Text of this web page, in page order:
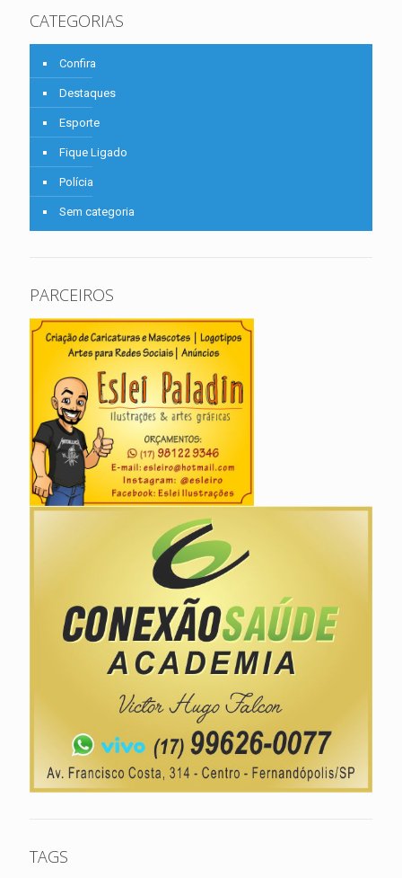
CATEGORIAS
Confira
Destaques
Esporte
Fique Ligado
Polícia
Sem categoria
PARCEIROS
TAGS